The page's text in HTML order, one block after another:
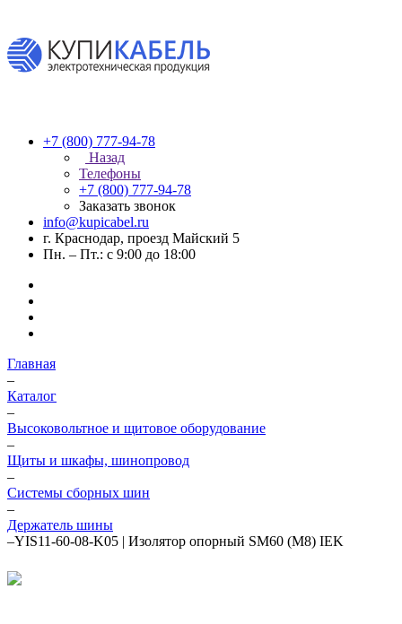
+7 (800) 777-94-78
Назад
Телефоны
+7 (800) 777-94-78
Заказать звонок
info@kupicabel.ru
г. Краснодар, проезд Майский 5
Пн. – Пт.: с 9:00 до 18:00
Главная
–
Каталог
–
Высоковольтное и щитовое оборудование
–
Щиты и шкафы, шинопровод
–
Системы сборных шин
–
Держатель шины
–YIS11-60-08-K05 | Изолятор опорный SM60 (М8) IEK